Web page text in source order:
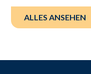
ALLES ANSEHEN